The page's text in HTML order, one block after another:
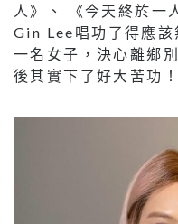
人》、 《今天終於一
Gin Lee唱功了得應該
一名女子，決心離鄉
後其實下了好大苦功！